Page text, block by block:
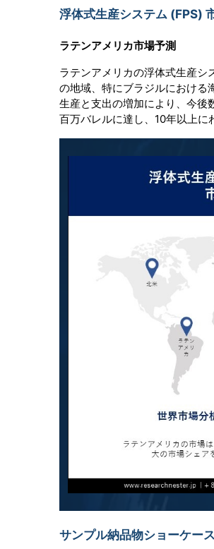
浮体式生産システム (FPS)
ラテンアメリカ市場予測
ラテンアメリカの浮体式生産
の地域、特にブラジルにおける
生産と支出の増加により、今後
百万バレルに達し、10年以上に
サンプル納品物ショーケース